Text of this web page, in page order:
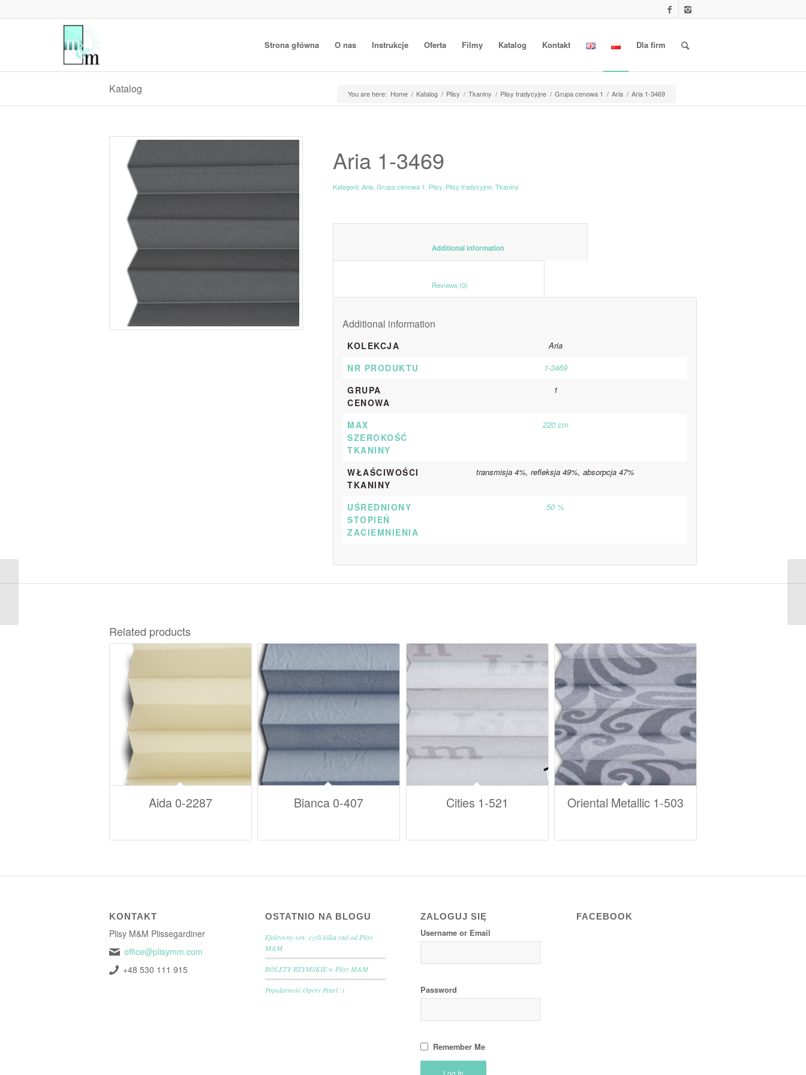
Strona główna O nas Instrukcje Oferta Filmy Katalog Kontakt Dla firm
Katalog You are here: Home / Katalog / Plisy / Tkaniny / Plisy tradycyjne / Grupa cenowa 1 / Aria / Aria 1-3469
Aria 1-3469
Kategorii:Aria ,Grupa cenowa 1 Plisy Plisy tradycyjne ,Tkaniny
Additional information
KOLEKCJA Aria
NR PRODUKTU 1-3469
GRUPA
CENOWA
1
MAX
SZEROKOŚĆ
TKANINY
220 cm
WŁAŚCIWOŚCI
TKANINY
transmisja 4%, refleksja 49%, absorpcja 47%
UŚREDNIONY
STOPIEŃ
ZACIEMNIENIA
50 %
Related products
Aida 0-2287 Bianca 0-407 Cities 1-521 Oriental Metallic 1-503
KONTAKT
Plisy M&M Plissegardiner
office@plisymm.com
+48 530 111 915
OSTATNIO NA BLOGU
Efektywny sen- czyli kilka rad od Plisy
M&M
ROLETY RZYMSKIE w Plisy M&M
Popularność Opery Pearl :)
ZALOGUJ SIĘ
Username or Email
Password
Remember Me
FACEBOOK